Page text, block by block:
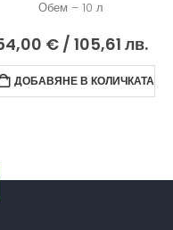
Обем – 10 л
€/ 105,61 лв.
ДОБАВЯНЕ В КОЛИЧКАТА